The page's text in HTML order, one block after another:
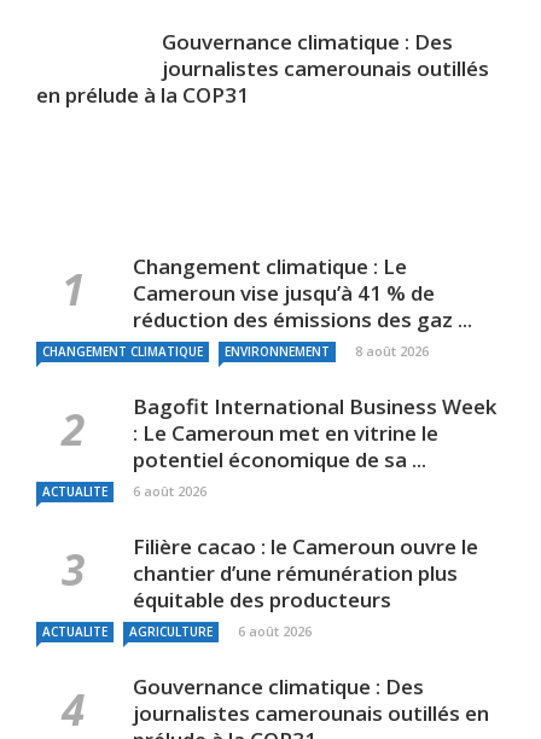
Gouvernance climatique : Des
journalistes camerounais outillés
en prélude à la COP31
Changement climatique : Le
Cameroun vise jusqu’à 41 % de
réduction des émissions des gaz ...
CHANGEMENT CLIMATIQUE ENVIRONNEMENT 8 août 2026
Bagofit International Business Week
: Le Cameroun met en vitrine le
potentiel économique de sa ...
ACTUALITE 6 août 2026
Filière cacao : le Cameroun ouvre le
chantier d’une rémunération plus
équitable des producteurs
ACTUALITE AGRICULTURE 6 août 2026
Gouvernance climatique : Des
journalistes camerounais outillés en